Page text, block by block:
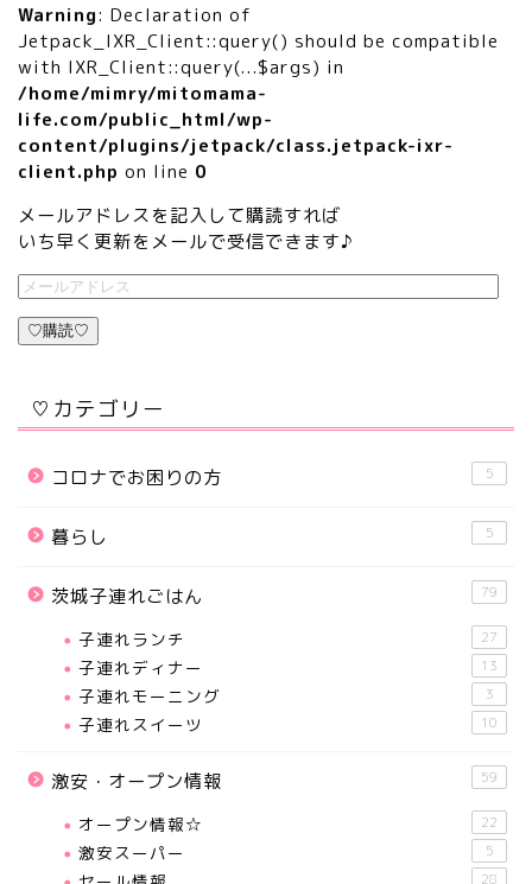
Warning: Declaration of
Jetpack_IXR_Client::query() should be compatible
with IXR_Client::query(...$args) in
/home/mimry/mitomama-
life.com/public_html/wp-
content/plugins/jetpack/class.jetpack-ixr-
client.php on line 0
メールアドレスを記入して購読すれば
いち早く更新をメールで受信できます♪
♡購読♡
♡カテゴリー
コロナでお困りの方 5
暮らし 5
茨城子連れごはん 79
子連れランチ 27
子連れディナー 13
子連れモーニング 3
子連れスイーツ 10
激安・オープン情報 59
オープン情報☆ 22
激安スーパー 5
28